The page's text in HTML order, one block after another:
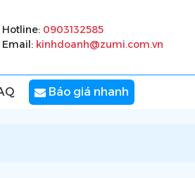
Hotline: 0903132585
Email: kinhdoanh@zumi.com.vn
Báo giá nhanh